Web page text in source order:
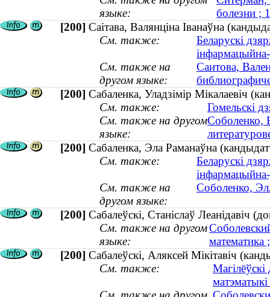
языке:
болезни ;
[200] Саітава, Валянціна Іванаўна
См. также:
Беларускі
См. также на
другом языке:
Саитова,
[200] Сабаленка, Уладзімір Мікалаевіч
См. также:
Гомельскі
См. также на другом
языке:
Соболенко,
[200] Сабаленка, Эла Раманаўна
См. также:
Беларускі
См. также на
другом языке:
Соболенко,
[200] Сабалеўскi, Станiслаў Леанідавiч
См. также на другом
языке:
математика
[200] Сабалеўскі, Аляксей Мікітавіч
См. также: